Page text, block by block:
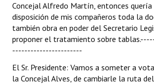
Concejal Alfredo Martín, entonces quería
disposición de mis compañeros toda la
también obra en poder del Secretario
proponer el tratamiento sobre
-----------------------
El Sr. Presidente: Vamos a someter a
la Concejal Alves, de cambiarle la ruta